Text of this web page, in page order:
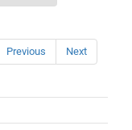
Previous Next